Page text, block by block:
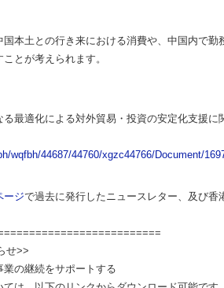
本土との行き来における消費や、中国内で勤
とが考えられます。
る最適化による対外貿易・投資の安定化支援に
wqfbh/44687/44760/xgzc44766/Document/
ージで過去に発行したニュースレター、及び香
せ>>
の継続をサポートする